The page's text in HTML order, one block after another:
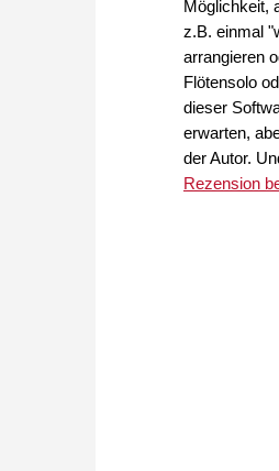
Möglichkeit,
z.B. einmal
arrangieren
Flötensolo
dieser
erwarten,
der Autor.
Rezension